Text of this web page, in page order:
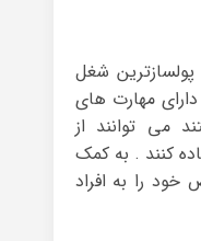
پولسازترین شغل
مهارت های
می توانند از
کنند . به کمک
خود را به افراد